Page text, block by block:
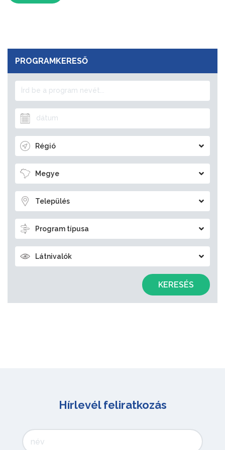
PROGRAMKERESŐ
Régió
Megye
Település
Program típusa
Látnivalók
KERESÉS
Hírlevél feliratkozás